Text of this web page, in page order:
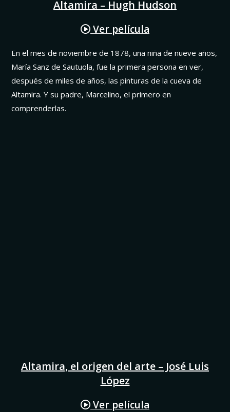
Altamira – Hugh Hudson
Ver película
En el mes de noviembre de 1878, una niña de nueve años,
María Sanz de Sautuola, fue la primera persona en ver,
después de miles de años, las pinturas de la cueva de
Altamira. Y su padre, Marcelino, el primero en
comprenderlas.
Altamira, el origen del arte – José Luis
López
Ver película